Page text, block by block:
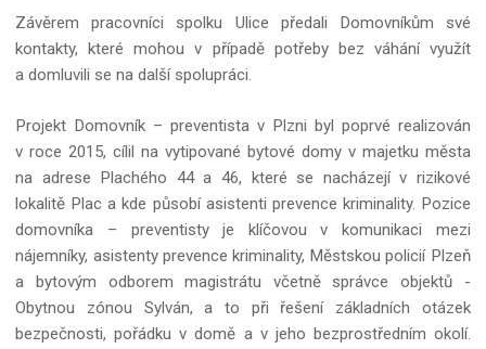
Závěrem pracovníci spolku Ulice předali Domovníkům své
kontakty, které mohou v případě potřeby bez váhání využít
a domluvili se na další spolupráci.
Projekt Domovník – preventista v Plzni byl poprvé realizován
v roce 2015, cílil na vytipované bytové domy v majetku města
na adrese Plachého 44 a 46, které se nacházejí v rizikové
lokalitě Plac a kde působí asistenti prevence kriminality. Pozice
domovníka – preventisty je klíčovou v komunikaci mezi
nájemníky, asistenty prevence kriminality, Městskou policií Plzeň
a bytovým odborem magistrátu včetně správce objektů -
Obytnou zónou Sylván, a to při řešení základních otázek
bezpečnosti, pořádku v domě a v jeho bezprostředním okolí.